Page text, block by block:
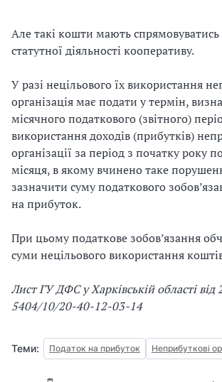
Алетакі кошти маютьспрямовуватис
статутної діяльності кооперативу.
У разі нецільового їх використання
організаціямає подати у термін,
місячного податкового (звітного)
використання доходів (прибутків)
організації за період з початку року
місяця, в якому вчинено таке
зазначити суму податкового зобов’
на прибуток.
При цьому податкове зобов’язання
суми нецільового використання
ЛистГУ ДФС у Харківській області
5404/10/20-40-12-03-14
Теми: Податок на прибуток Неприбуткові